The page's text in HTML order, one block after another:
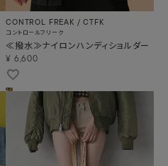
CONTROL FREAK / CTFK
コントロールフリーク
≪撥水≫ナイロンハンディショルダー
¥ 6,600